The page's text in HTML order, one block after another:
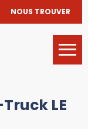
NOUS TROUVER
LE